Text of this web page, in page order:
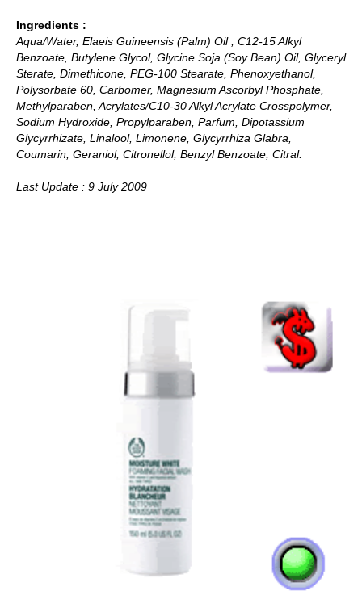
Ingredients :
Aqua/Water, Elaeis Guineensis (Palm) Oil , C12-15 Alkyl
Benzoate, Butylene Glycol, Glycine Soja (Soy Bean) Oil, Glyceryl
Sterate, Dimethicone, PEG-100 Stearate, Phenoxyethanol,
Polysorbate 60, Carbomer, Magnesium Ascorbyl Phosphate,
Methylparaben, Acrylates/C10-30 Alkyl Acrylate Crosspolymer,
Sodium Hydroxide, Propylparaben, Parfum, Dipotassium
Glycyrrhizate, Linalool, Limonene, Glycyrrhiza Glabra,
Coumarin, Geraniol, Citronellol, Benzyl Benzoate, Citral.
Last Update : 9 July 2009